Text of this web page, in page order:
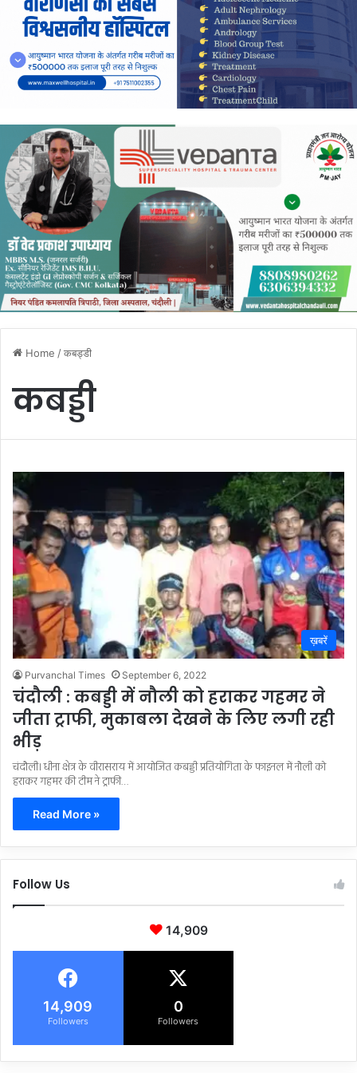
Home /कबड्डी
कबड्डी
ख़बरें
Purvanchal Times September 6, 2022
चंदौली : कबड्डी में नौली को हराकर गहमर ने
जीता ट्राफी, मुकाबला देखने के लिए लगी रही
भीड़
चंदौली। धीना क्षेत्र के वीरासराय में आयोजित कबड्डी प्रतियोगिता के फाइनल में नौली को
हराकर गहमर की टीम ने ट्राफी…
Read More »
Follow Us
14,909
14,909
Followers
0
Followers